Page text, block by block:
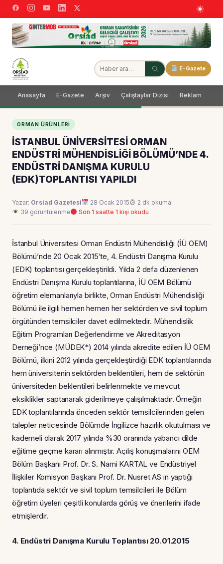
E-Gazete
Anasayfa E-Gazete Arşiv Çalıştaylar Dizisi Reklam
ORMAN ÜRÜNLERI
İSTANBUL ÜNİVERSİTESİ ORMAN
ENDÜSTRİ MÜHENDİSLİĞİ BÖLÜMÜ’NDE 4.
ENDÜSTRİ DANIŞMA KURULU
(EDK)TOPLANTISI YAPILDI
Yazar: Orsiad Gazetesi 28 Ocak 2015
2 dk okuma
39 görüntülenme
Son 1 saatte 1 kişi okudu
İstanbul Üniversitesi Orman Endüstri Mühendisliği (İÜ OEM)
Bölümü’nde 20 Ocak 2015’te, 4. Endüstri Danışma Kurulu
(EDK) toplantısı gerçekleştirildi. Yılda 2 defa düzenlenen
Endüstri Danışma Kurulu toplantılarına, İÜ OEM Bölümü
öğretim elemanlarıyla birlikte, Orman Endüstri Mühendisliği
Bölümü ile ilgili hemen hemen her sektörden ve sivil toplum
örgütünden temsilciler davet edilmektedir. Mühendislik
Eğitim Programları Değerlendirme ve Akreditasyon
Derneği’nce (MÜDEK*) 2014 yılında akredite edilen İÜ OEM
Bölümü, ilkini 2012 yılında gerçekleştirdiği EDK toplantılarında
hem üniversitenin sektörden beklentileri, hem de sektörün
üniversiteden beklentileri belirlenmekte ve mevcut
eksiklikler saptanarak giderilmeye çalışılmaktadır. Örneğin
EDK toplantılarında önceden sektör temsilcilerinden gelen
talepler neticesinde Bölümde İngilizce hazırlık okutulması ve
kademeli olarak 2017 yılında %30 oranında yabancı dilde
eğitime geçme kararı alınmıştır. Açılış konuşmalarını OEM
Bölüm Başkanı Prof. Dr. S. Nami KARTAL ve Endüstriyel
İlişkiler Komisyon Başkanı Prof. Dr. Nusret AS ın yaptığı
toplantıda sektör ve sivil toplum temsilcileri ile Bölüm
öğretim üyeleri çeşitli konularda görüş ve önerilerini ifade
etmişlerdir.
4. Endüstri Danışma Kurulu Toplantısı 20.01.2015